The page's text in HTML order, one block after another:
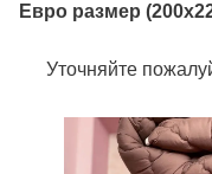
Евро размер
Уточняйте